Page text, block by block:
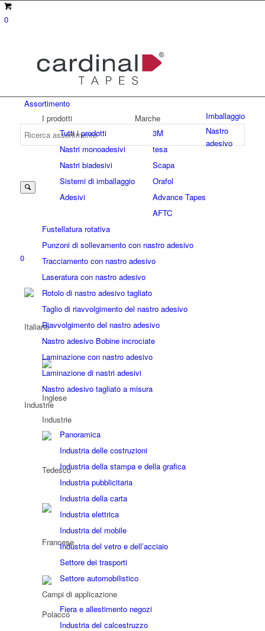
0
0
Assortimento
I prodotti
Tutti i prodotti
Nastri monoadesivi
Nastri biadesivi
Sistemi di imballaggio
Adesivi
Marche
3M
tesa
Scapa
Orafol
Advance Tapes
AFTC
Imballaggio
Nastro
adesivo
Fustellatura rotativa
Punzoni di sollevamento con nastro adesivo
Tracciamento con nastro adesivo
Laseratura con nastro adesivo
Rotolo di nastro adesivo tagliato
Taglio di riavvolgimento del nastro adesivo
Riavvolgimento del nastro adesivo
Nastro adesivo Bobine incrociate
Laminazione con nastro adesivo
Laminazione di nastri adesivi
Nastro adesivo tagliato a misura
Industrie
Industrie
Panoramica
Industria delle costruzioni
Industria della stampa e della grafica
Industria pubblicitaria
Industria della carta
Industria elettrica
Industria del mobile
Industria del vetro e dell’acciaio
Settore dei trasporti
Settore automobilistico
Campi di applicazione
Fiera e allestimento negozi
Industria del calcestruzzo